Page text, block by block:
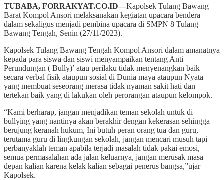
TUBABA, FORRAKYAT.CO.ID—Kapolsek Tulang Bawang
Barat Kompol Ansori melaksanakan kegiatan upacara bendera
dalam sekaligus menjadi pembina upacara di SMPN 8 Tulang
Bawang Tengah, Senin (27/11/2023).
Kapolsek Tulang Bawang Tengah Kompol Ansori dalam amanatnya
kepada para siswa dan siswi menyampaikan tentang Anti
Perundungan ( Bully)’ atau perilaku tidak menyenangkan baik
secara verbal fisik ataupun sosial di Dunia maya ataupun Nyata
yang membuat seseorang merasa tidak nyaman sakit hati dan
tertekan baik yang di lakukan oleh perorangan ataupun kelompok.
“Kami berharap, jangan menjadikan teman sekolah untuk di
bullying yang nantinya akan berakhir dengan kekerasan sehingga
berujung keranah hukum, Ini butuh peran orang tua dan guru,
terutama guru di lingkungan sekolah, jangan mencari musuh tapi
perbanyaklah teman apabila terjadi masalah tidak pakai emosi,
semua permasalahan ada jalan keluarnya, jangan merusak masa
depan kalian karena kelak kalian sebagai penerus bangsa,”ujar
Kapolsek.